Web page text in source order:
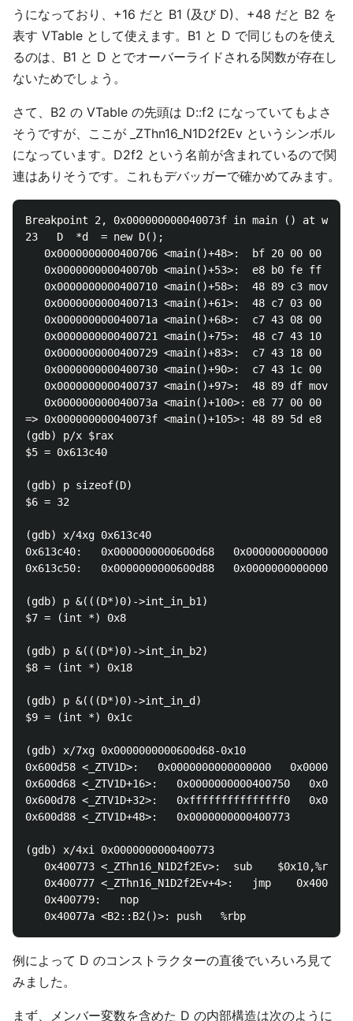
うになっており、+16 だと B1 (及び D)、+48 だと B2 を
表す VTable として使えます。B1 と D で同じものを使え
るのは、B1 と D とでオーバーライドされる関数が存在し
ないためでしょう。
さて、B2 の VTable の先頭は D::f2 になっていてもよさ
そうですが、ここが _ZThn16_N1D2f2Ev というシンボル
になっています。D2f2 という名前が含まれているので関
連はありそうです。これもデバッガーで確かめてみます。
Breakpoint 2, 0x000000000040073f in main () at
23   D  *d  = new D();
0x0000000000400706 <main()+48>:  bf 20 00 00 00
0x000000000040070b <main()+53>:  e8 b0 fe ff ff
0x0000000000400710 <main()+58>:  48 89 c3 mov
0x0000000000400713 <main()+61>:  48 c7 03 00 00
0x000000000040071a <main()+68>:  c7 43 08 00 00
0x0000000000400721 <main()+75>:  48 c7 43 10 00
0x0000000000400729 <main()+83>:  c7 43 18 00 00
0x0000000000400730 <main()+90>:  c7 43 1c 00 00
0x0000000000400737 <main()+97>:  48 89 df mov
0x000000000040073a <main()+100>: e8 77 00 00 00
=> 0x000000000040073f <main()+105>: 48 89 5d e8
(gdb) p/x $rax
$5 = 0x613c40
(gdb) p sizeof(D)
$6 = 32
(gdb) x/4xg 0x613c40
0x613c40:   0x0000000000600d68   0x0000000000000000
0x613c50:   0x0000000000600d88   0x0000000000000000
(gdb) p &(((D*)0)->int_in_b1)
$7 = (int *) 0x8
(gdb) p &(((D*)0)->int_in_b2)
$8 = (int *) 0x18
(gdb) p &(((D*)0)->int_in_d)
$9 = (int *) 0x1c
(gdb) x/7xg 0x0000000000600d68-0x10
0x600d58 <_ZTV1D>:   0x0000000000000000
0x600d68 <_ZTV1D+16>:   0x0000000000400750
0x600d78 <_ZTV1D+32>:   0xfffffffffffffff0
0x600d88 <_ZTV1D+48>:   0x0000000000400773
(gdb) x/4xi 0x0000000000400773
   0x400773 <_ZThn16_N1D2f2Ev>:  sub    $0x10,%rdi
0x400777 <_ZThn16_N1D2f2Ev+4>:   jmp    0x400768
   0x400779:   nop
例によって D のコンストラクターの直後でいろいろ見て
みました。
まず、メンバー変数を含めた D の内部構造は次のように